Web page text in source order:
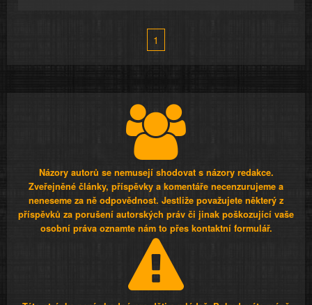
1
Názory autorů se nemusejí shodovat s názory redakce.
Zveřejněné články, příspěvky a komentáře necenzurujeme a
neneseme za ně odpovědnost. Jestliže považujete některý z
příspěvků za porušení autorských práv či jinak poškozující vaše
osobní práva oznamte nám to přes kontaktní formulář.